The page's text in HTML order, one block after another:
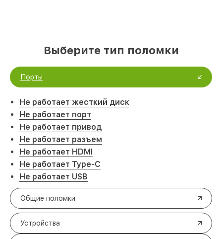
Выберите тип поломки
Порты
Не работает жесткий диск
Не работает порт
Не работает привод
Не работает разъем
Не работает HDMI
Не работает Type-C
Не работает USB
Общие поломки
Устройства